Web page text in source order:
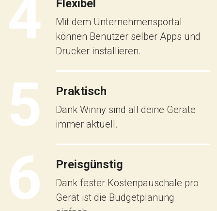
4 Flexibel
Mit dem Unternehmensportal
können Benutzer selber Apps und
Drucker installieren.
5 Praktisch
Dank Winny sind all deine Geräte
immer aktuell.
6 Preisgünstig
Dank fester Kostenpauschale pro
Gerät ist die Budgetplanung